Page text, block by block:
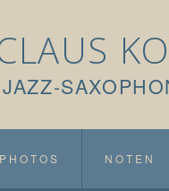
JAZZ-
PHOTOS NOTEN